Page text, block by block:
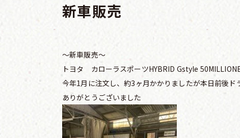
新車販売
〜新車販売〜
トヨタ カローラスポーツHYBRID Gstyle
今年1月に注文し、約3ヶ月かかりましたが本日前後
ありがとうございました